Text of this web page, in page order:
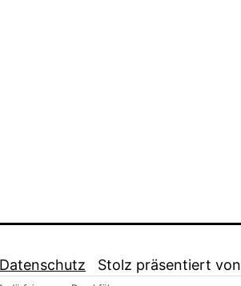
Datenschutz Stolz präsentiert von